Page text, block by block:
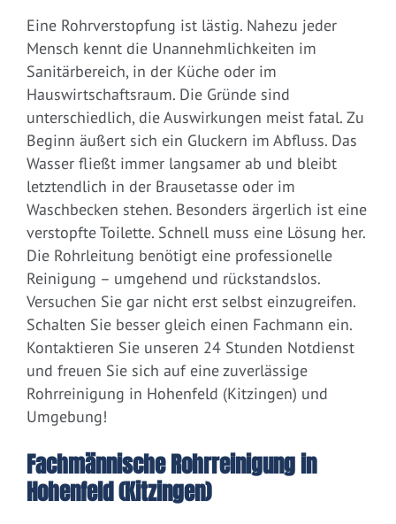
Eine Rohrverstopfung ist lästig. Nahezu jeder
Mensch kennt die Unannehmlichkeiten im
Sanitärbereich, in der Küche oder im
Hauswirtschaftsraum. Die Gründe sind
unterschiedlich, die Auswirkungen meist fatal. Zu
Beginn äußert sich ein Gluckern im Abfluss. Das
Wasser fließt immer langsamer ab und bleibt
letztendlich in der Brausetasse oder im
Waschbecken stehen. Besonders ärgerlich ist eine
verstopfte Toilette. Schnell muss eine Lösung her.
Die Rohrleitung benötigt eine professionelle
Reinigung – umgehend und rückstandslos.
Versuchen Sie gar nicht erst selbst einzugreifen.
Schalten Sie besser gleich einen Fachmann ein.
Kontaktieren Sie unseren 24 Stunden Notdienst
und freuen Sie sich auf eine zuverlässige
Rohrreinigung in Hohenfeld (Kitzingen) und
Umgebung!
Fachmännische Rohrreinigung in
Hohenfeld (Kitzingen)